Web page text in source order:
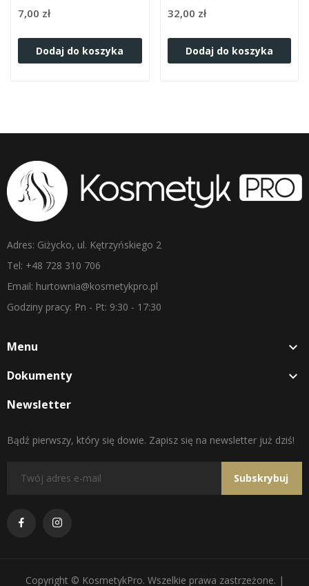
7,00 zł
Dodaj do koszyka
32,00 zł
Dodaj do koszyka
Adres: Giżycko, ul. Kętrzyńskiego 2
Tel: +48 728 310 706
Email: hurtownia@kosmetykpro.pl
Godziny pracy: Pn - Pt: 9:30 - 17:30
Menu 
Dokumenty 
Newsletter
Bądź pierwszy, który się dowie. Zapisz się na newsletter już dziś!
Subskrybuj
Copyright © KosmetykPro. Wszelkie prawa zastrzeżone. |